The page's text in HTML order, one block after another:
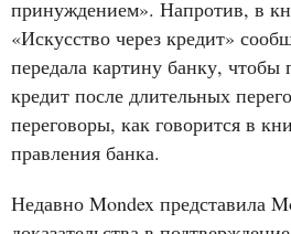
принуждением». Напротив, в
«Искусство через кредит»
передала картину банку, чтобы
кредит после длительных
переговоры, как говорится в
правления банка.
Недавно Mondex представила